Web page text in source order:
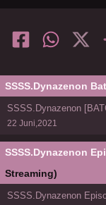
SSSS.Dynazenon
SSSS.Dynazenon
22 Juni,2021
SSSS.Dynazenon
Streaming)
SSSS.Dynazenon